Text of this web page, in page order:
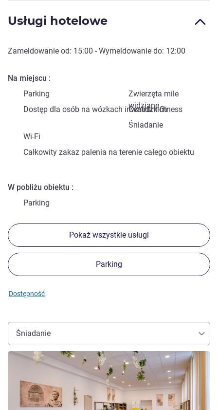
Usługi hotelowe
Zameldowanie od: 15:00 - Wymeldowanie do: 12:00
Na miejscu
Parking
Zwierzęta mile
widziane
Dostęp dla osób na wózkach inwalidzkich
Centrum fitness
Wi-Fi
Śniadanie
Całkowity zakaz palenia na terenie całego obiektu
W pobliżu obiektu
Parking
Pokaż wszystkie usługi
Parking
Dostępność
Śniadanie
Pokaż szczegóły